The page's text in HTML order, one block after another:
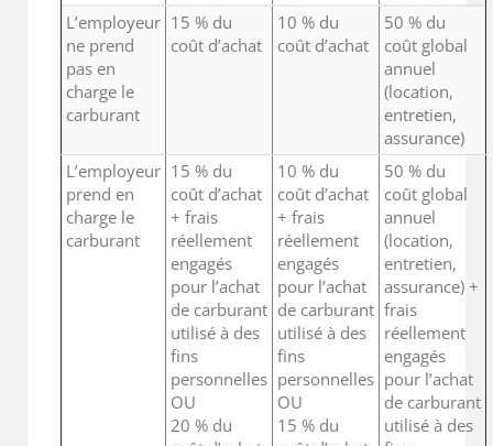
L’employeur
ne prend
pas en
charge le
carburant
15 % du
coût d’achat
10 % du
coût d’achat
50 % du
coût global
annuel
(location,
entretien,
assurance)
L’employeur
prend en
charge le
carburant
15 % du
coût d’achat
+ frais
réellement
engagés
pour l’achat
de carburant
utilisé à des
fins
personnelles
OU
20 % du
10 % du
coût d’achat
+ frais
réellement
engagés
pour l’achat
de carburant
utilisé à des
fins
personnelles
OU
15 % du
50 % du
coût global
annuel
(location,
entretien,
assurance) +
frais
réellement
engagés
pour l’achat
de carburant
utilisé à des